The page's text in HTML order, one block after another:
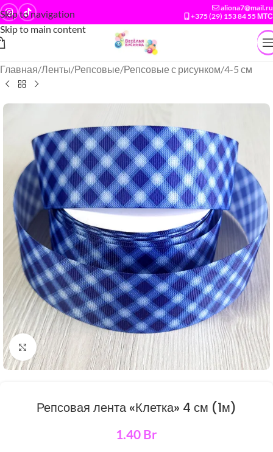
Skip to navigation
Skip to main content
aliona7@mail.ru
+375 (29) 153 84 55 МТС
Главная/Ленты/Репсовые/Репсовые с рисунком/4-5 см
Нажмите, чтобы увеличить
Репсовая лента «Клетка» 4 см (1м)
1.40 Br